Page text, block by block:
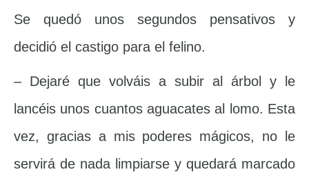
Se quedó unos segundos pensativos y
decidió el castigo para el felino.
– Dejaré que volváis a subir al árbol y le
lancéis unos cuantos aguacates al lomo. Esta
vez, gracias a mis poderes mágicos, no le
servirá de nada limpiarse y quedará marcado